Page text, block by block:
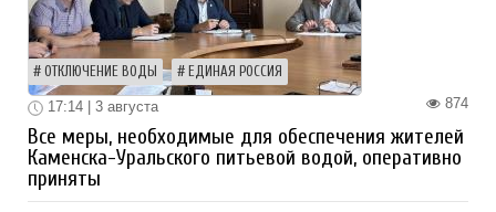
ОТКЛЮЧЕНИЕ ВОДЫ ЕДИНАЯ РОССИЯ
874
17:14 | 3 августа
Все меры, необходимые для обеспечения жителей
Каменска-Уральского питьевой водой, оперативно
приняты